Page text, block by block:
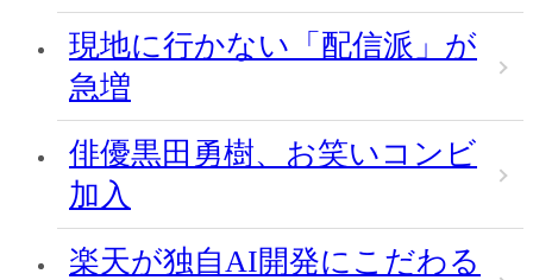
現地に行かない「配信派」が
急増
俳優黒田勇樹、お笑いコンビ
加入
楽天が独自AI開発にこだわる